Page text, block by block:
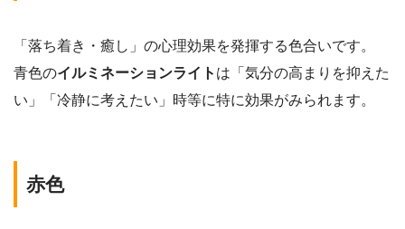
「落ち着き・癒し」の心理効果を発揮する色合いです。
青色のイルミネーションライト は「気分の高まりを抑えた
い」「冷静に考えたい」時等に特に効果がみられます。
赤色